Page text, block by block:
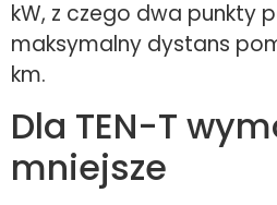
kW, z czego dwa punkty
maksymalny dystans
km.
Dla TEN-T
mniejsze